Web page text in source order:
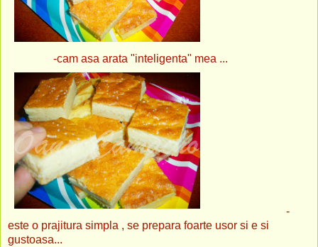
-cam asa arata "inteligenta" mea ...
-
este o prajitura simpla , se prepara foarte usor si e si
gustoasa...